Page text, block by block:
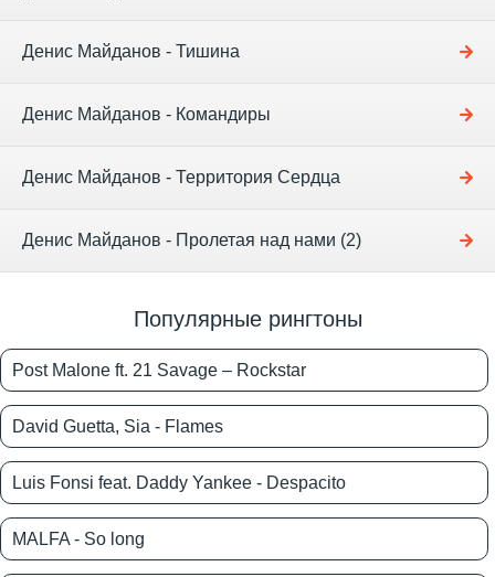
Денис Майданов - Тишина
Денис Майданов - Командиры
Денис Майданов - Территория Сердца
Денис Майданов - Пролетая над нами (2)
Популярные рингтоны
Post Malone ft. 21 Savage – Rockstar
David Guetta, Sia - Flames
Luis Fonsi feat. Daddy Yankee - Despacito
MALFA - So long